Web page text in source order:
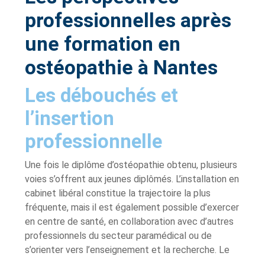
professionnelles après
une formation en
ostéopathie à Nantes
Les débouchés et
l’insertion
professionnelle
Une fois le diplôme d’ostéopathie obtenu, plusieurs
voies s’offrent aux jeunes diplômés. L’installation en
cabinet libéral constitue la trajectoire la plus
fréquente, mais il est également possible d’exercer
en centre de santé, en collaboration avec d’autres
professionnels du secteur paramédical ou de
s’orienter vers l’enseignement et la recherche. Le